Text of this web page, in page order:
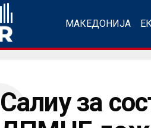
МАКЕДОНИЈА
Салиу за